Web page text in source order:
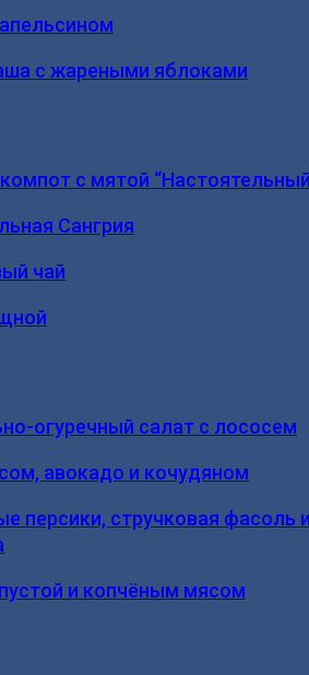
с жареными яблоками
с мятой
Сангрия
чай
огуречный салат с лососем
авокадо и кочудяном
персики, стручковая фасоль
и копчёным мясом